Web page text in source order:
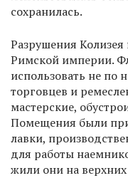
сохранилась.
Разрушения Колизея
Римской империи.
использовать не по
торговцев и
мастерские,
Помещения были
лавки,
для работы
жили они на